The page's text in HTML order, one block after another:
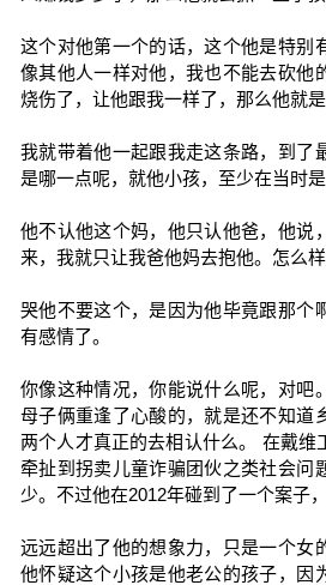
这个对他第一个的话，这个他是特别
像其他人一样对他，我也不能去砍他
烧伤了，让他跟我一样了，那么他就是
我就带着他一起跟我走这条路，到了
是哪一点呢，就他小孩，至少在当时
他不认他这个妈，他只认他爸，他说
来，我就只让我爸他妈去抱他。怎么样
哭他不要这个，是因为他毕竟跟那个
有感情了。
你像这种情况，你能说什么呢，对吧
母子俩重逢了心酸的，就是还不知道
两个人才真正的去相认什么。 在戴维
牵扯到拐卖儿童诈骗团伙之类社会问
少。不过他在2012年碰到了一个案子
远远超出了他的想象力，只是一个女
他怀疑这个小孩是他老公的孩子，因